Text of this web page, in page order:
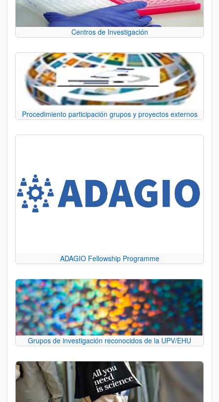
Centros de Investigación
Procedimiento participación grupos y proyectos externos
ADAGIO Fellowship Programme
Grupos de investigación reconocidos de la UPV/EHU